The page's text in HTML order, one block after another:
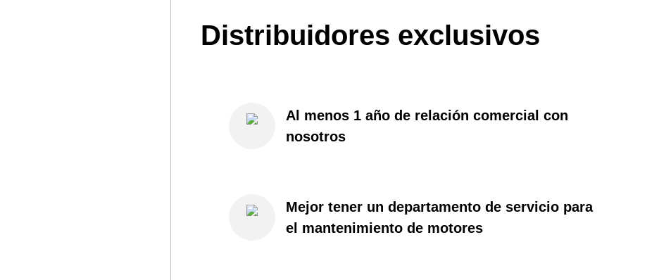
Distribuidores exclusivos
Al menos 1 año de relación comercial con
nosotros
Mejor tener un departamento de servicio para
el mantenimiento de motores